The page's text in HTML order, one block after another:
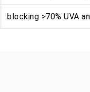
blocking >70% UVA